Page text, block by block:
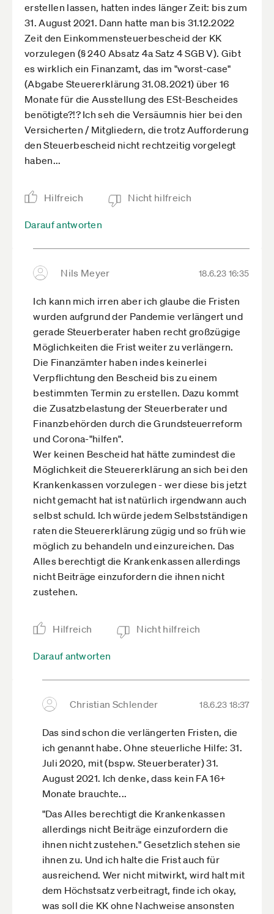
erstellen lassen, hatten indes länger Zeit: bis zum
31. August 2021. Dann hatte man bis 31.12.2022
Zeit den Einkommensteuerbescheid der KK
vorzulegen (§ 240 Absatz 4a Satz 4 SGB V). Gibt
es wirklich ein Finanzamt, das im "worst-case"
(Abgabe Steuererklärung 31.08.2021) über 16
Monate für die Ausstellung des ESt-Bescheides
benötigte?!? Ich seh die Versäumnis hier bei den
Versicherten / Mitgliedern, die trotz Aufforderung
den Steuerbescheid nicht rechtzeitig vorgelegt
haben...
Hilfreich Nicht hilfreich
Darauf antworten
Nils Meyer 18.6.23 16:35
Ich kann mich irren aber ich glaube die Fristen
wurden aufgrund der Pandemie verlängert und
gerade Steuerberater haben recht großzügige
Möglichkeiten die Frist weiter zu verlängern.
Die Finanzämter haben indes keinerlei
Verpflichtung den Bescheid bis zu einem
bestimmten Termin zu erstellen. Dazu kommt
die Zusatzbelastung der Steuerberater und
Finanzbehörden durch die Grundsteuerreform
und Corona-"hilfen".
Wer keinen Bescheid hat hätte zumindest die
Möglichkeit die Steuererklärung an sich bei den
Krankenkassen vorzulegen - wer diese bis jetzt
nicht gemacht hat ist natürlich irgendwann auch
selbst schuld. Ich würde jedem Selbstständigen
raten die Steuererklärung zügig und so früh wie
möglich zu behandeln und einzureichen. Das
Alles berechtigt die Krankenkassen allerdings
nicht Beiträge einzufordern die ihnen nicht
zustehen.
Hilfreich Nicht hilfreich
Darauf antworten
Christian Schlender 18.6.23 18:37
Das sind schon die verlängerten Fristen, die
ich genannt habe. Ohne steuerliche Hilfe: 31.
Juli 2020, mit (bspw. Steuerberater) 31.
August 2021. Ich denke, dass kein FA 16+
Monate brauchte...
"Das Alles berechtigt die Krankenkassen
allerdings nicht Beiträge einzufordern die
ihnen nicht zustehen." Gesetzlich stehen sie
ihnen zu. Und ich halte die Frist auch für
ausreichend. Wer nicht mitwirkt, wird halt mit
dem Höchstsatz verbeitragt, finde ich okay,
was soll die KK ohne Nachweise ansonsten